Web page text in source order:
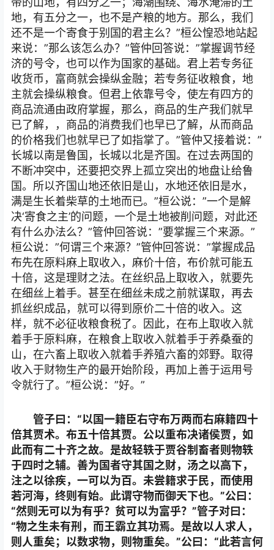
地，有五分之一，也不是产粮的地方。那么，我们
还不是一个寄食于别国的君主么？”桓公惶恐地站起
来说：”那么该怎么办？”管仲回答说：”掌握调节经
济的号令，也可以作为国家的基础。君上若专务征
收货币，富商就会操纵金融；若专务征收粮食，地
主就会操纵粮食。但君上依靠号令，使左有四方的
商品流通由政府掌握，那么，商品的生产我们就早
已了解，，商品的消费我们也早已了解，从而商品
的价格我们也就早已了如指掌了。”管仲又接着说：”
长城以南是鲁国，长城以北是齐国。在过去两国的
不断冲突中，还要把交界上孤立突出的地盘让给鲁
国。所以齐国山地还依旧是山，水地还依旧是水，
满是生长着柴草的土地而已。”桓公说：”一个是解
决‘寄食之主’的问题，一个是土地被削问题，对此还
有什么办法么？”管仲回答说：”要掌握三个来源。”
桓公说：”何谓三个来源？”管仲回答说：”掌握成品
布先在原料麻上取收入，麻价十倍，布价就可能五
十倍，这是理财之法。在丝织品上取收入，就要先
在细丝上着手。甚至在细丝未成之前就谋取，再去
抓丝织成品，就可以得到原价二十倍的收入。这
样，就不必征收粮食税了。因此，在布上取收入就
着手于原料麻，在粮食上取收入就着手于养桑蚕的
山，在六畜上取收入就着手养殖六畜的郊野。取得
收入于财物生产的最开始阶段，再加上善于运用号
令就行了。”桓公说：”好。”
管子曰：“以国一籍臣右守布万两而右麻籍四十
倍其贾术。布五十倍其贾。公以重布决诸侯贾，如
此而有二十齐之故。是故轻轶于贾谷制畜者则物轶
于四时之辅。善为国者守其国之财，汤之以高下，
注之以徐疾，一可以为百。未尝籍求于民，而使用
若河海，终则有始。此谓守物而御天下也。”公曰：
“然则无可以为有乎？贫可以为富乎？”管子对曰：
“物之生未有刑，而王霸立其功焉。是故以人求人，
则人重矣；以数求物，则物重矣。”公曰：“此若言何